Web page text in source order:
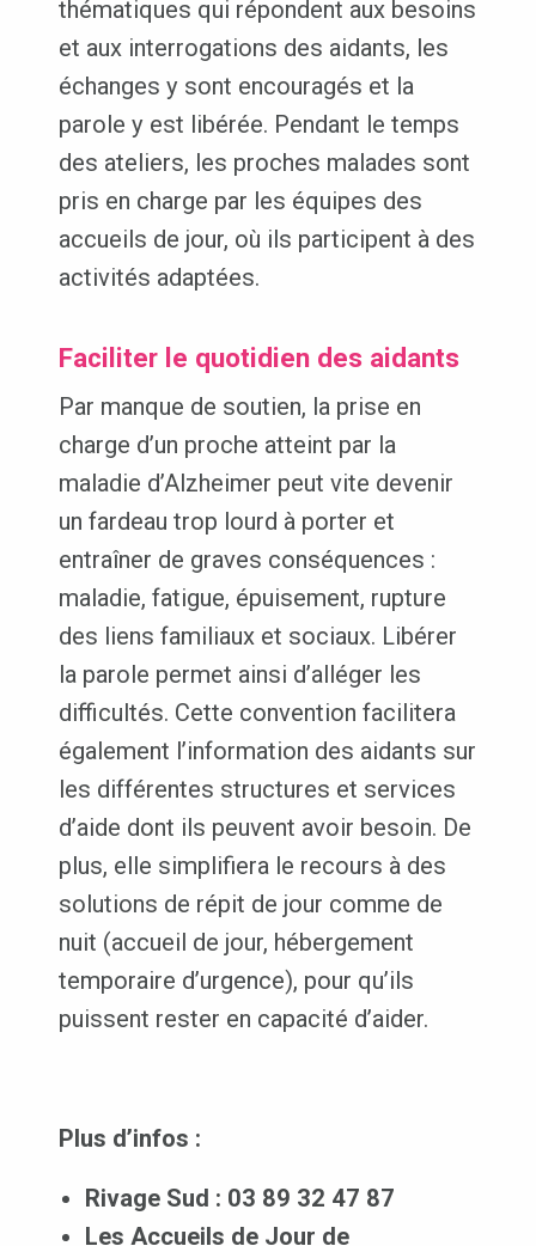
thématiques qui répondent aux besoins
et aux interrogations des aidants, les
échanges y sont encouragés et la
parole y est libérée. Pendant le temps
des ateliers, les proches malades sont
pris en charge par les équipes des
accueils de jour, où ils participent à des
activités adaptées.
Faciliter le quotidien des aidants
Par manque de soutien, la prise en
charge d’un proche atteint par la
maladie d’Alzheimer peut vite devenir
un fardeau trop lourd à porter et
entraîner de graves conséquences :
maladie, fatigue, épuisement, rupture
des liens familiaux et sociaux. Libérer
la parole permet ainsi d’alléger les
difficultés. Cette convention facilitera
également l’information des aidants sur
les différentes structures et services
d’aide dont ils peuvent avoir besoin. De
plus, elle simplifiera le recours à des
solutions de répit de jour comme de
nuit (accueil de jour, hébergement
temporaire d’urgence), pour qu’ils
puissent rester en capacité d’aider.
Plus d’infos :
Rivage Sud : 03 89 32 47 87
Les Accueils de Jour de